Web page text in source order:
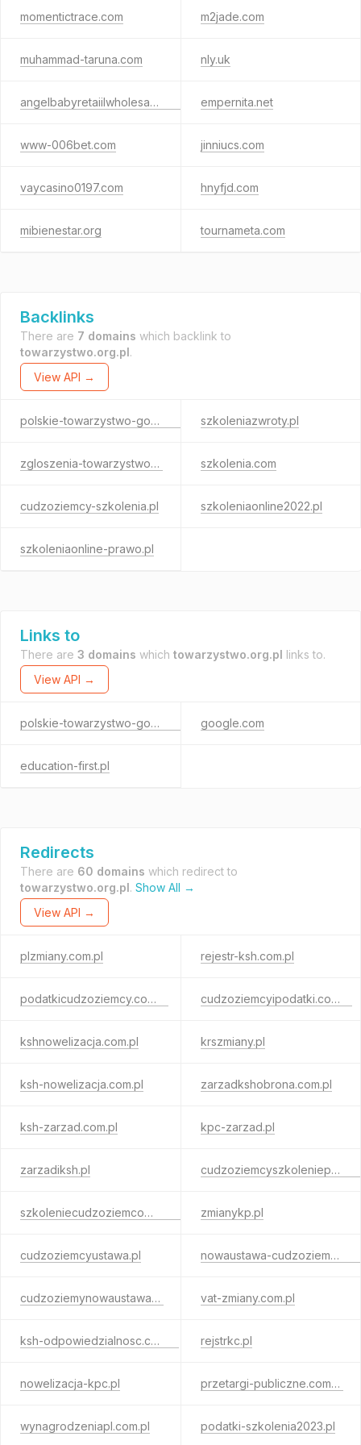
momentictrace.com m2jade.com
muhammad-taruna.com nly.uk
angelbabyretaiilwholesale.info empernita.net
www-006bet.com jinniucs.com
vaycasino0197.com hnyfjd.com
mibienestar.org tournameta.com
Backlinks
There are 7 domains which backlink to
towarzystwo.org.pl.
View API →
polskie-towarzystwo-gospodarki.pl szkoleniazwroty.pl
zgloszenia-towarzystwo.pl szkolenia.com
cudzoziemcy-szkolenia.pl szkoleniaonline2022.pl
szkoleniaonline-prawo.pl
Links to
There are 3 domains which towarzystwo.org.pl links to.
View API →
polskie-towarzystwo-gospodarki.pl google.com
education-first.pl
Redirects
There are 60 domains which redirect to
towarzystwo.org.pl. Show All →
View API →
plzmiany.com.pl rejestr-ksh.com.pl
podatkicudzoziemcy.com.pl cudzoziemcyipodatki.com.pl
kshnowelizacja.com.pl krszmiany.pl
ksh-nowelizacja.com.pl zarzadkshobrona.com.pl
ksh-zarzad.com.pl kpc-zarzad.pl
zarzadiksh.pl cudzoziemcyszkoleniepl.com.pl
szkoleniecudzoziemcow.com.pl zmianykp.pl
cudzoziemcyustawa.pl nowaustawa-cudzoziemcy.com.pl
cudzoziemynowaustawa.pl vat-zmiany.com.pl
ksh-odpowiedzialnosc.com.pl rejstrkc.pl
nowelizacja-kpc.pl przetargi-publiczne.com.pl
wynagrodzeniapl.com.pl podatki-szkolenia2023.pl